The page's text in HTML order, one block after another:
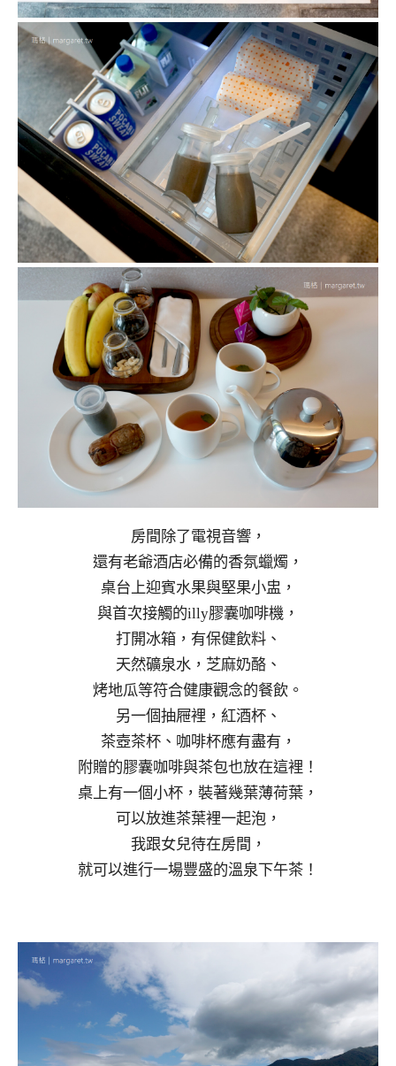
房間除了電視音響，
還有老爺酒店必備的香氛蠟燭，
桌台上迎賓水果與堅果小盅，
與首次接觸的illy膠囊咖啡機，
打開冰箱，有保健飲料、
天然礦泉水，芝麻奶酪、
烤地瓜等符合健康觀念的餐飲。
另一個抽屜裡，紅酒杯、
茶壺茶杯、咖啡杯應有盡有，
附贈的膠囊咖啡與茶包也放在這裡！
桌上有一個小杯，裝著幾葉薄荷葉，
可以放進茶葉裡一起泡，
我跟女兒待在房間，
就可以進行一場豐盛的溫泉下午茶！